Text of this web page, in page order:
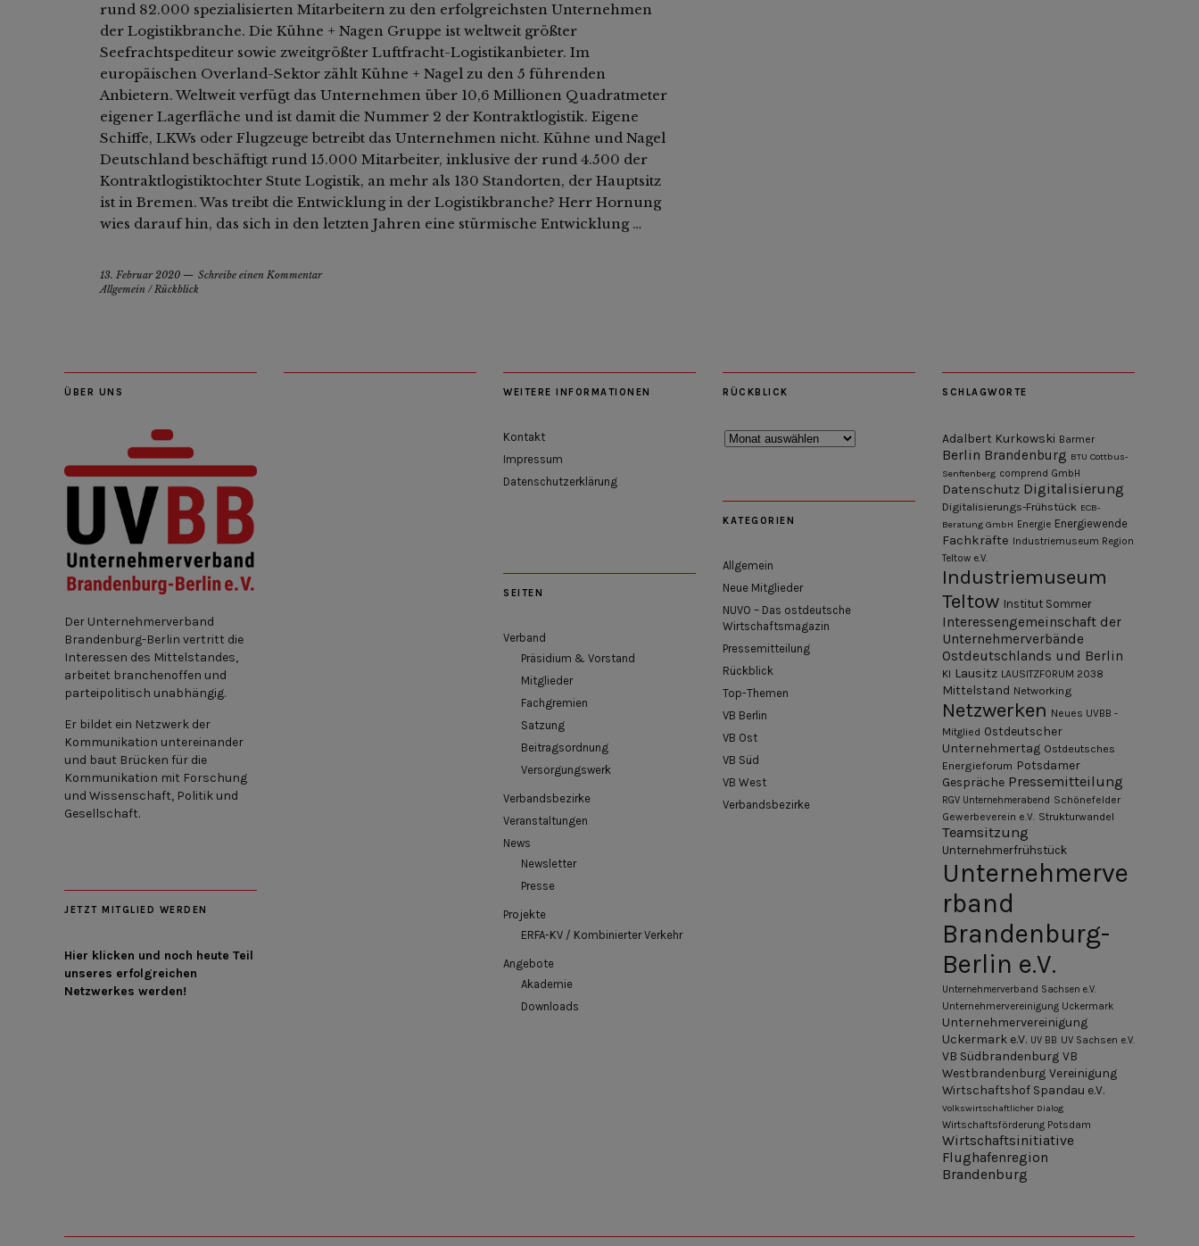
rund 82.000 spezialisierten Mitarbeitern zu den erfolgreichsten Unternehmen
der Logistikbranche. Die Kühne + Nagen Gruppe ist weltweit größter
Seefrachtspediteur sowie zweitgrößter Luftfracht-Logistikanbieter. Im
europäischen Overland-Sektor zählt Kühne + Nagel zu den 5 führenden
Anbietern. Weltweit verfügt das Unternehmen über 10,6 Millionen Quadratmeter
eigener Lagerfläche und ist damit die Nummer 2 der Kontraktlogistik. Eigene
Schiffe, LKWs oder Flugzeuge betreibt das Unternehmen nicht. Kühne und Nagel
Deutschland beschäftigt rund 15.000 Mitarbeiter, inklusive der rund 4.500 der
Kontraktlogistiktochter Stute Logistik, an mehr als 130 Standorten, der Hauptsitz
ist in Bremen. Was treibt die Entwicklung in der Logistikbranche? Herr Hornung
wies darauf hin, das sich in den letzten Jahren eine stürmische Entwicklung …
13. Februar 2020
Schreibe einen Kommentar
Allgemein /Rückblick
ÜBER UNS
Der Unternehmerverband
Brandenburg-Berlin vertritt die
Interessen des Mittelstandes,
arbeitet branchenoffen und
parteipolitisch unabhängig.
Er bildet ein Netzwerk der
Kommunikation untereinander
und baut Brücken für die
Kommunikation mit Forschung
und Wissenschaft, Politik und
Gesellschaft.
JETZT MITGLIED WERDEN
Hier klicken und noch heute Teil
unseres erfolgreichen
Netzwerkes werden!
WEITERE INFORMATIONEN
Kontakt
Impressum
Datenschutzerklärung
SEITEN
Verband
Präsidium & Vorstand
Mitglieder
Fachgremien
Satzung
Beitragsordnung
Versorgungswerk
Verbandsbezirke
Veranstaltungen
News
Newsletter
Presse
Projekte
ERFA-KV / Kombinierter Verkehr
Angebote
Akademie
Downloads
RÜCKBLICK
Rückblick
KATEGORIEN
Allgemein
Neue Mitglieder
NUVO – Das ostdeutsche
Wirtschaftsmagazin
Pressemitteilung
Rückblick
Top-Themen
VB Berlin
VB Ost
VB Süd
VB West
Verbandsbezirke
SCHLAGWORTE
Adalbert Kurkowski Barmer
Berlin Brandenburg BTU Cottbus-
Senftenberg comprend GmbH
Datenschutz Digitalisierung
Digitalisierungs-Frühstück ECB-
Beratung GmbH Energie Energiewende
Fachkräfte
Industriemuseum Region
Teltow e.V.
Industriemuseum
Teltow Institut Sommer
Interessengemeinschaft der
Unternehmerverbände
Ostdeutschlands und Berlin
KI Lausitz LAUSITZFORUM 2038
Mittelstand Networking
Netzwerken Neues UVBB -
Mitglied Ostdeutscher
Unternehmertag Ostdeutsches
Energieforum Potsdamer
Gespräche Pressemitteilung
RGV Unternehmerabend Schönefelder
Gewerbeverein e.V. Strukturwandel
Teamsitzung
Unternehmerfrühstück
Unternehmerve
rband
Brandenburg-
Berlin e.V.
Unternehmerverband Sachsen e.V.
Unternehmervereinigung Uckermark
Unternehmervereinigung
Uckermark e.V. UV BB UV Sachsen e.V.
VB Südbrandenburg VB
Westbrandenburg Vereinigung
Wirtschaftshof Spandau e.V.
Volkswirtschaftlicher Dialog
Wirtschaftsförderung Potsdam
Wirtschaftsinitiative
Flughafenregion
Brandenburg